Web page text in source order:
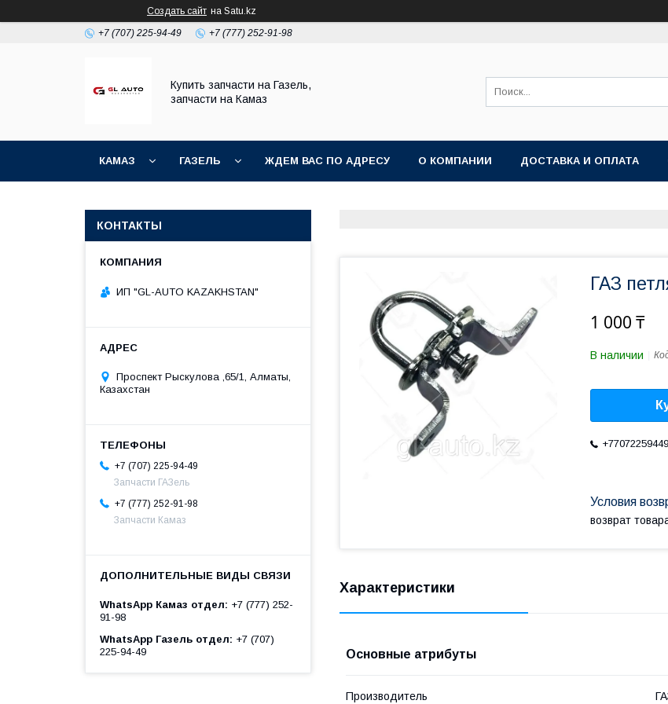
Создать сайт на Satu.kz
+7 (707) 225-94-49 +7 (777) 252-91-98
Купить запчасти на Газель,
запчасти на Камаз
КАМАЗ ГАЗЕЛЬ ЖДЕМ ВАС ПО АДРЕСУ О КОМПАНИИ ДОСТАВКА И ОПЛАТА
ГАЗ
1 000 ₸
В наличии
+77072259449
возврат
Характеристики
Основные атрибуты
Производитель
КОНТАКТЫ
ИП "GL-AUTO KAZAKHSTAN"
Проспект Рыскулова ,65/1, Алматы,
Казахстан
+7 (707) 225-94-49
Запчасти ГАЗель
+7 (777) 252-91-98
Запчасти Камаз
WhatsApp Камаз отдел
+7 (777) 252-
91-98
WhatsApp Газель отдел
+7 (707)
225-94-49